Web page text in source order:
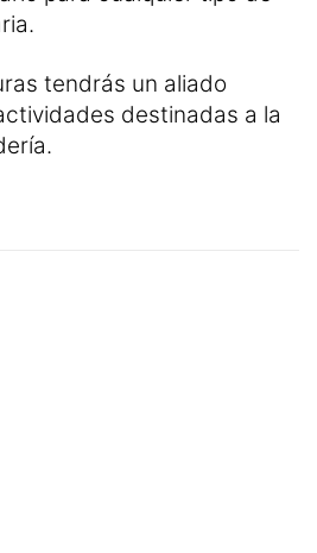
tendrás un aliado
destinadas a la